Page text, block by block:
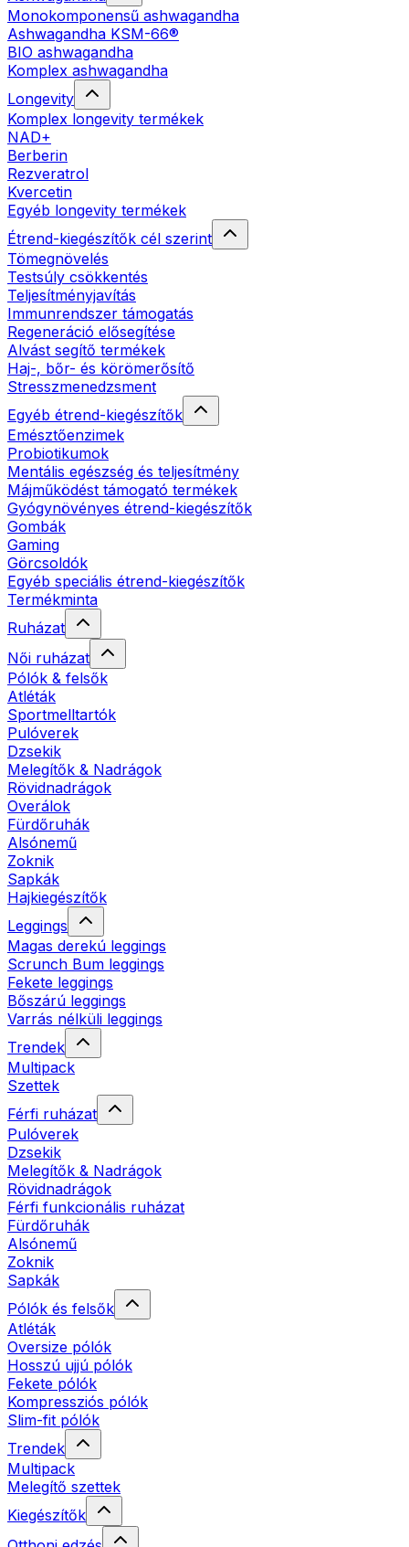
Monokomponensű ashwagandha
Ashwagandha KSM-66®
BIO ashwagandha
Komplex ashwagandha
Longevity
Komplex longevity termékek
NAD+
Berberin
Rezveratrol
Kvercetin
Egyéb longevity termékek
Étrend-kiegészítők cél szerint
Tömegnövelés
Testsúly csökkentés
Teljesítményjavítás
Immunrendszer támogatás
Regeneráció elősegítése
Alvást segítő termékek
Haj-, bőr- és körömerősítő
Stresszmenedzsment
Egyéb étrend-kiegészítők
Emésztőenzimek
Probiotikumok
Mentális egészség és teljesítmény
Májműködést támogató termékek
Gyógynövényes étrend-kiegészítők
Gombák
Gaming
Görcsoldók
Egyéb speciális étrend-kiegészítők
Termékminta
Ruházat
Női ruházat
Pólók & felsők
Atléták
Sportmelltartók
Pulóverek
Dzsekik
Melegítők & Nadrágok
Rövidnadrágok
Overálok
Fürdőruhák
Alsónemű
Zoknik
Sapkák
Hajkiegészítők
Leggings
Magas derekú leggings
Scrunch Bum leggings
Fekete leggings
Bőszárú leggings
Varrás nélküli leggings
Trendek
Multipack
Szettek
Férfi ruházat
Pulóverek
Dzsekik
Melegítők & Nadrágok
Rövidnadrágok
Férfi funkcionális ruházat
Fürdőruhák
Alsónemű
Zoknik
Sapkák
Pólók és felsők
Atléták
Oversize pólók
Hosszú ujjú pólók
Fekete pólók
Kompressziós pólók
Slim-fit pólók
Trendek
Multipack
Melegítő szettek
Kiegészítők